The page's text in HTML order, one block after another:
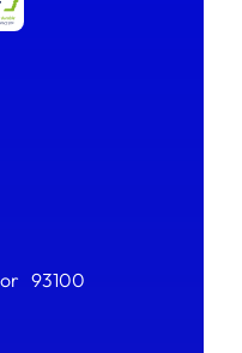
93100